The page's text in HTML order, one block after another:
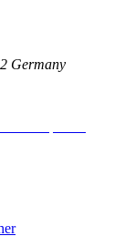
Germany
entsperren